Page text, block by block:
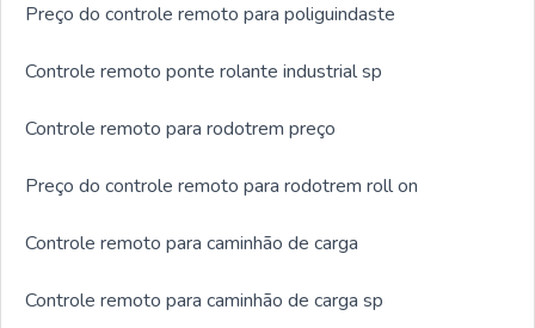
Preço do controle remoto para poliguindaste
Controle remoto ponte rolante industrial sp
Controle remoto para rodotrem preço
Preço do controle remoto para rodotrem roll on
Controle remoto para caminhão de carga
Controle remoto para caminhão de carga sp